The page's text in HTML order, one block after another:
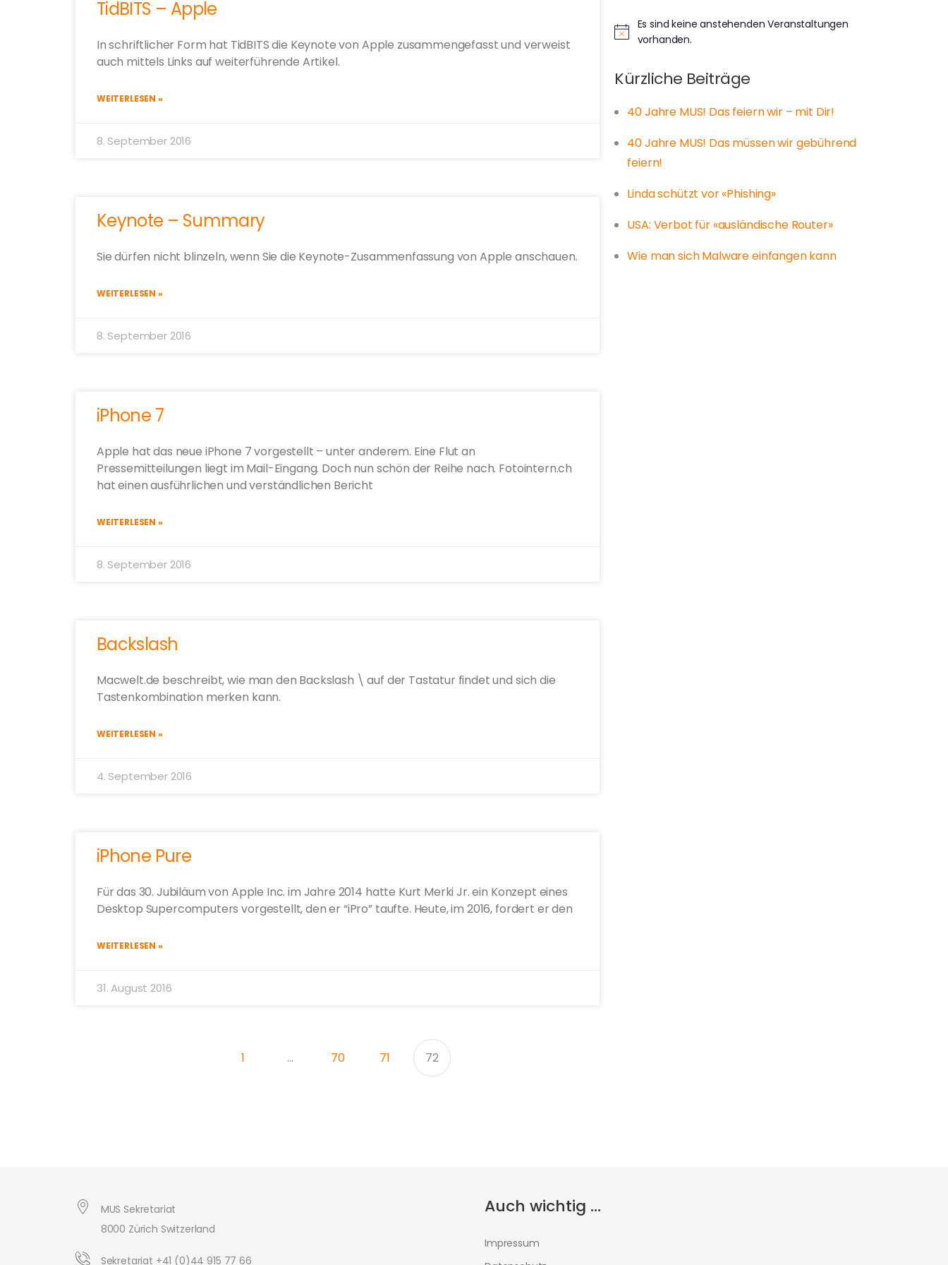
TidBITS – Apple
In schriftlicher Form hat TidBITS die Keynote von Apple zusammengefasst und verweist
auch mittels Links auf weiterführende Artikel.
WEITERLESEN »
8. September 2016
Keynote – Summary
Sie dürfen nicht blinzeln, wenn Sie die Keynote-Zusammenfassung von Apple anschauen.
WEITERLESEN »
8. September 2016
iPhone 7
Apple hat das neue iPhone 7 vorgestellt – unter anderem. Eine Flut an
Pressemitteilungen liegt im Mail-Eingang. Doch nun schön der Reihe nach. Fotointern.ch
hat einen ausführlichen und verständlichen Bericht
WEITERLESEN »
8. September 2016
Backslash
Macwelt.de beschreibt, wie man den Backslash \ auf der Tastatur findet und sich die
Tastenkombination merken kann.
WEITERLESEN »
4. September 2016
iPhone Pure
Für das 30. Jubiläum von Apple Inc. im Jahre 2014 hatte Kurt Merki Jr. ein Konzept eines
Desktop Supercomputers vorgestellt, den er “iPro” taufte. Heute, im 2016, fordert er den
WEITERLESEN »
31. August 2016
1 … 70 71 72
Hinweis
Es sind keine anstehenden Veranstaltungen
vorhanden.
Kürzliche Beiträge
40 Jahre MUS! Das feiern wir – mit Dir!
40 Jahre MUS! Das müssen wir gebührend
feiern!
Linda schützt vor «Phishing»
USA: Verbot für «ausländische Router»
Wie man sich Malware einfangen kann
MUS Sekretariat
8000 Zürich Switzerland
Sekretariat +41 (0)44 915 77 66
Auch wichtig ...
Impressum